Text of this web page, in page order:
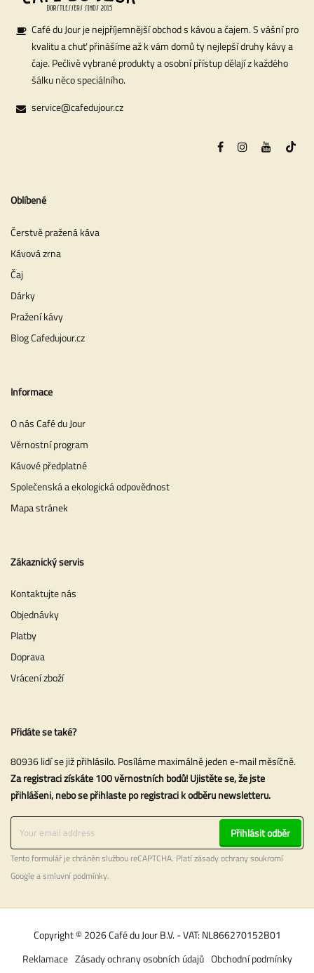
Café du Jour je nejpříjemnější obchod s kávou a čajem. S vášní pro
kvalitu a chuť přinášíme až k vám domů ty nejlepší druhy kávy a
čaje. Pečlivě vybrané produkty a osobní přístup dělají z každého
šálku něco speciálního.
service@cafedujour.cz
Oblíbené
Čerstvě pražená káva
Kávová zrna
Čaj
Dárky
Pražení kávy
Blog Cafedujour.cz
Informace
O nás Café du Jour
Věrnostní program
Kávové předplatné
Společenská a ekologická odpovědnost
Mapa stránek
Zákaznický servis
Kontaktujte nás
Objednávky
Platby
Doprava
Vrácení zboží
Přidáte se také?
80936 lidí se již přihlásilo. Posíláme maximálně jeden e-mail měsíčně.
Za registraci získáte 100 věrnostních bodů! Ujistěte se, že jste
přihlášeni, nebo se přihlaste po registraci k odběru newsletteru.
Přihlásit odběr
Tento formulář je chráněn službou reCAPTCHA. Platízásady ochrany soukromí
Google asmluvní podmínky.
Copyright © 2026 Café du Jour B.V. - VAT: NL866270152B01
Obchodní podmínky
Zásady ochrany osobních údajů
Reklamace